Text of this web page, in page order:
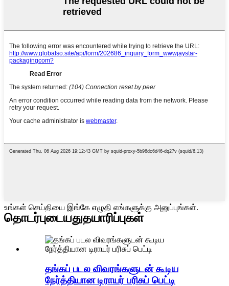
உங்கள் செய்தியை இங்கே எழுதி எங்களுக்கு அனுப்புங்கள்.
தொடர்புடையதுதயாரிப்புகள்
தங்கப் படல விவரங்களுடன் கூடிய
நேர்த்தியான டிராயர் பரிசுப் பெட்டி